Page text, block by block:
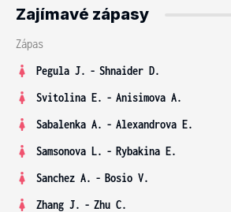
Zajímavé zápasy
Zápas
Pegula J. - Shnaider D.
Svitolina E. - Anisimova A.
Sabalenka A. - Alexandrova E.
Samsonova L. - Rybakina E.
Sanchez A. - Bosio V.
Zhang J. - Zhu C.